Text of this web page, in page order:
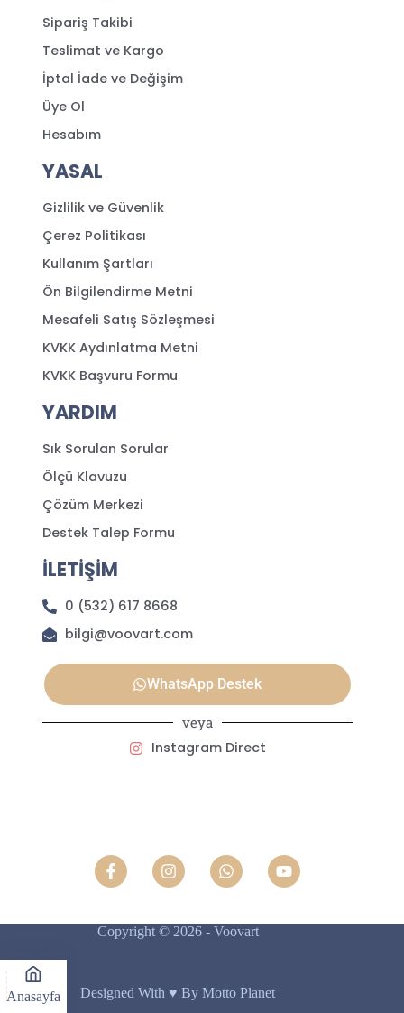
Sipariş Takibi
Teslimat ve Kargo
İptal İade ve Değişim
Üye Ol
Hesabım
YASAL
Gizlilik ve Güvenlik
Çerez Politikası
Kullanım Şartları
Ön Bilgilendirme Metni
Mesafeli Satış Sözleşmesi
KVKK Aydınlatma Metni
KVKK Başvuru Formu
YARDIM
Sık Sorulan Sorular
Ölçü Klavuzu
Çözüm Merkezi
Destek Talep Formu
İLETİŞİM
0 (532) 617 8668
bilgi@voovart.com
WhatsApp Destek
veya
Instagram Direct
Copyright © 2026 - Voovart
Designed With ♥️ By Motto Planet
Anasayfa